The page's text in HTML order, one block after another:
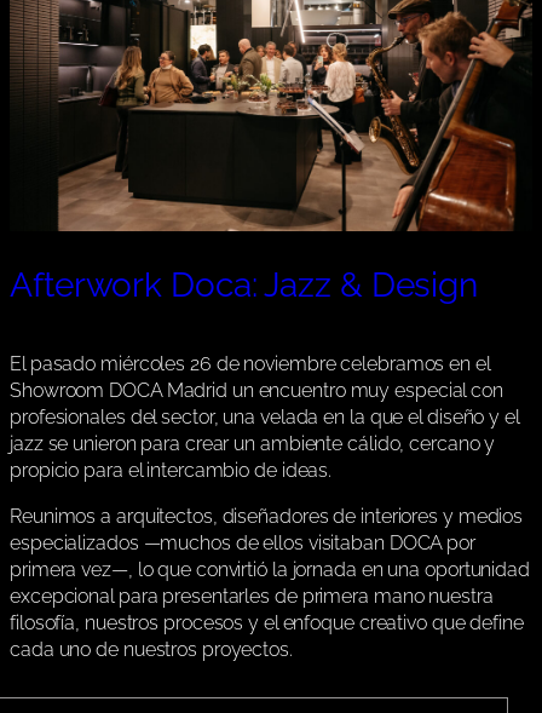
Afterwork Doca: Jazz & Design
El pasado miércoles 26 de noviembre celebramos en el
Showroom DOCA Madrid un encuentro muy especial con
profesionales del sector, una velada en la que el diseño y el
jazz se unieron para crear un ambiente cálido, cercano y
propicio para el intercambio de ideas.
Reunimos a arquitectos, diseñadores de interiores y medios
especializados —muchos de ellos visitaban DOCA por
primera vez—, lo que convirtió la jornada en una oportunidad
excepcional para presentarles de primera mano nuestra
filosofía, nuestros procesos y el enfoque creativo que define
cada uno de nuestros proyectos.